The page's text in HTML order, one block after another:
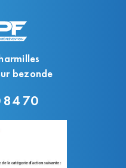
bezonde
84 70